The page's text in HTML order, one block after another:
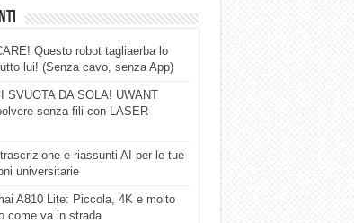
Questo robot tagliaerba lo
lui! (Senza cavo, senza App)
SVUOTA DA SOLA! UWANT
senza fili con LASER
e riassunti AI per le tue
universitarie
A810 Lite: Piccola, 4K e molto
come va in strada